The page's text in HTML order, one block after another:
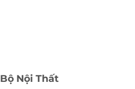
Nội Thất